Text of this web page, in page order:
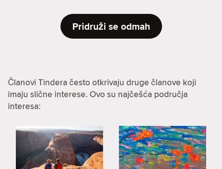
Pridruži se odmah
Članovi Tindera često otkrivaju druge članove koji
imaju slične interese. Ovo su najčešća područja
interesa: